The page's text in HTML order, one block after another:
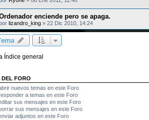
enciende pero se apaga.
lizandro_king » 22 Dic 2010, 14:24
Índice general
DEL FORO
nuevos temas en este Foro
a temas en este Foro
sus mensajes en este Foro
sus mensajes en este Foro
adjuntos en este Foro